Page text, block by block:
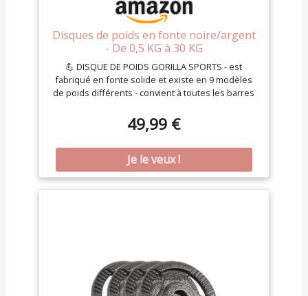
Disques de poids en fonte noire/argent
- De 0,5 KG à 30 KG
💪 DISQUE DE POIDS GORILLA SPORTS - est
fabriqué en fonte solide et existe en 9 modèles
de poids différents - convient à toutes les barres
kg, 1,25 kg, 2,5 kg, 5 kg, 10 kg, 15 kg, 20 kg, 25 kg, 30
kg ; set : 27,5 kg, 30 kg 💪 UTILISATION /
ENTRAÎNEMENT - le disque en fonte est approprié
aux barres d'haltères courtes, longues, curl et
triceps avec un diamètre de trou de 30/31 mm -
pour l'halterophilie, le powerlifting, le fitness, les
indication KG sur tous les disques 💪 EXPÉDITION -
1 x disque d'haltères en fonte en noir/argent
toutes les barres standard
49,99 €